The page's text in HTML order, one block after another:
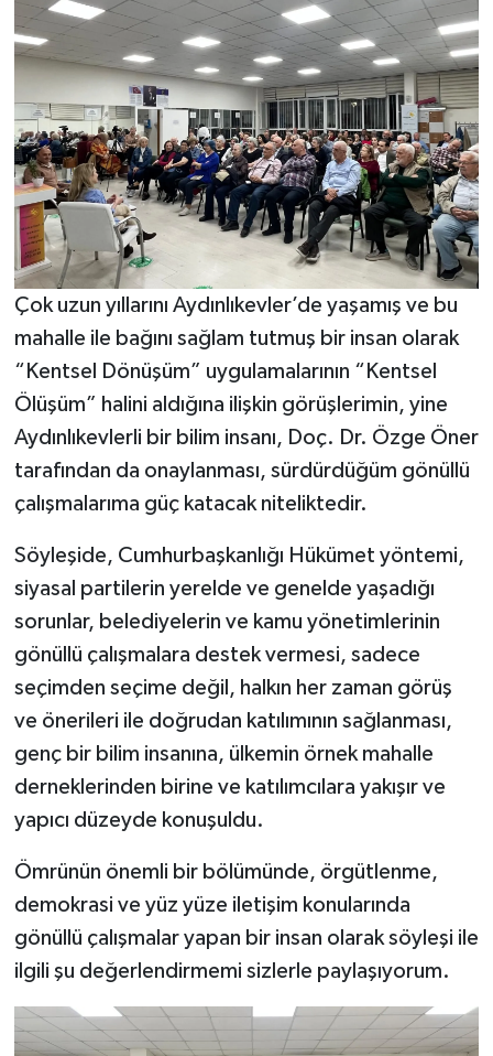
Çok uzun yıllarını Aydınlıkevler’de yaşamış ve bu
mahalle ile bağını sağlam tutmuş bir insan olarak
“Kentsel Dönüşüm” uygulamalarının “Kentsel
Ölüşüm” halini aldığına ilişkin görüşlerimin, yine
Aydınlıkevlerli bir bilim insanı, Doç. Dr. Özge Öner
tarafından da onaylanması, sürdürdüğüm gönüllü
çalışmalarıma güç katacak niteliktedir.
Söyleşide, Cumhurbaşkanlığı Hükümet yöntemi,
siyasal partilerin yerelde ve genelde yaşadığı
sorunlar, belediyelerin ve kamu yönetimlerinin
gönüllü çalışmalara destek vermesi, sadece
seçimden seçime değil, halkın her zaman görüş
ve önerileri ile doğrudan katılımının sağlanması,
genç bir bilim insanına, ülkemin örnek mahalle
derneklerinden birine ve katılımcılara yakışır ve
yapıcı düzeyde konuşuldu.
Ömrünün önemli bir bölümünde, örgütlenme,
demokrasi ve yüz yüze iletişim konularında
gönüllü çalışmalar yapan bir insan olarak söyleşi ile
ilgili şu değerlendirmemi sizlerle paylaşıyorum.